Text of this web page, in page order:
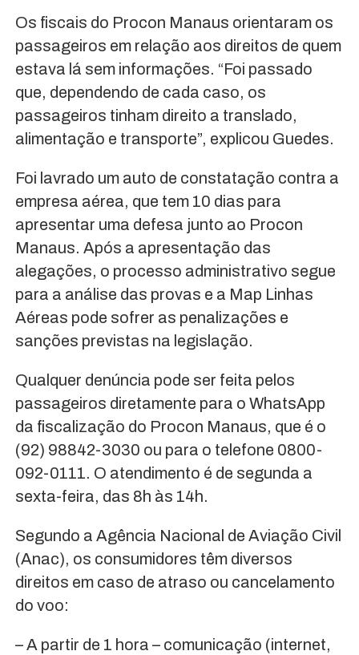
Os fiscais do Procon Manaus orientaram os
passageiros em relação aos direitos de quem
estava lá sem informações. “Foi passado
que, dependendo de cada caso, os
passageiros tinham direito a translado,
alimentação e transporte”, explicou Guedes.
Foi lavrado um auto de constatação contra a
empresa aérea, que tem 10 dias para
apresentar uma defesa junto ao Procon
Manaus. Após a apresentação das
alegações, o processo administrativo segue
para a análise das provas e a Map Linhas
Aéreas pode sofrer as penalizações e
sanções previstas na legislação.
Qualquer denúncia pode ser feita pelos
passageiros diretamente para o WhatsApp
da fiscalização do Procon Manaus, que é o
(92) 98842-3030 ou para o telefone 0800-
092-0111. O atendimento é de segunda a
sexta-feira, das 8h às 14h.
Segundo a Agência Nacional de Aviação Civil
(Anac), os consumidores têm diversos
direitos em caso de atraso ou cancelamento
do voo:
– A partir de 1 hora – comunicação (internet,